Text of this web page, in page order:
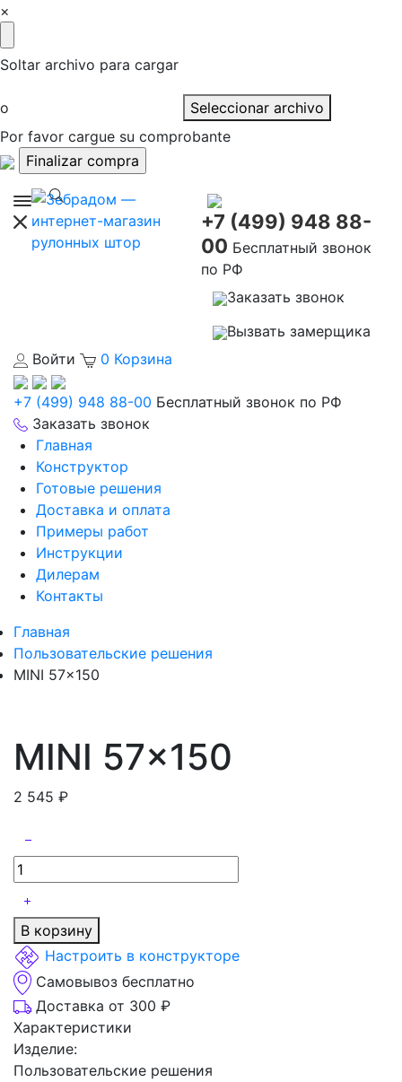
×
Soltar archivo para cargar
o
Seleccionar archivo
Por favor cargue su comprobante
+7 (499) 948 88-
00 Бесплатный звонок
по РФ
Заказать звонок
Вызвать замерщика
Войти
0 Корзина
+7 (499) 948 88-00 Бесплатный звонок по РФ
Заказать звонок
Главная
Конструктор
Готовые решения
Доставка и оплата
Примеры работ
Инструкции
Дилерам
Контакты
Главная
Пользовательские решения
MINI 57×150
MINI 57×150
2 545 ₽
В корзину
Настроить в конструкторе
Самовывоз бесплатно
Доставка от 300 ₽
Характеристики
Изделие:
Пользовательские решения